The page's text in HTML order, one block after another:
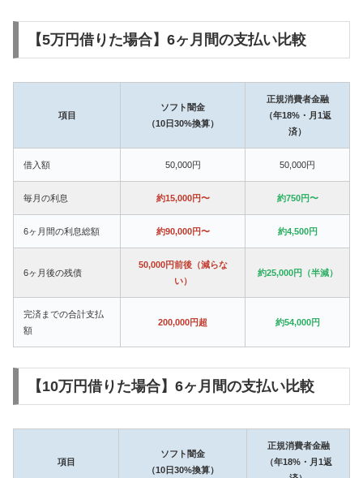
【5万円借りた場合】6ヶ月間の支払い比較
項目
ソフト闇金
（10日30%換算）
正規消費者金融
（年18%・月1返
済）
借入額 50,000円 50,000円
毎月の利息 約15,000円〜 約750円〜
6ヶ月間の利息総額 約90,000円〜 約4,500円
6ヶ月後の残債
50,000円前後（減らな
い）
約25,000円（半減）
完済までの合計支払
額
200,000円超 約54,000円
【10万円借りた場合】6ヶ月間の支払い比較
項目
ソフト闇金
（10日30%換算）
正規消費者金融
（年18%・月1返